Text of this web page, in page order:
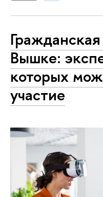
Вышке:
которых
участие